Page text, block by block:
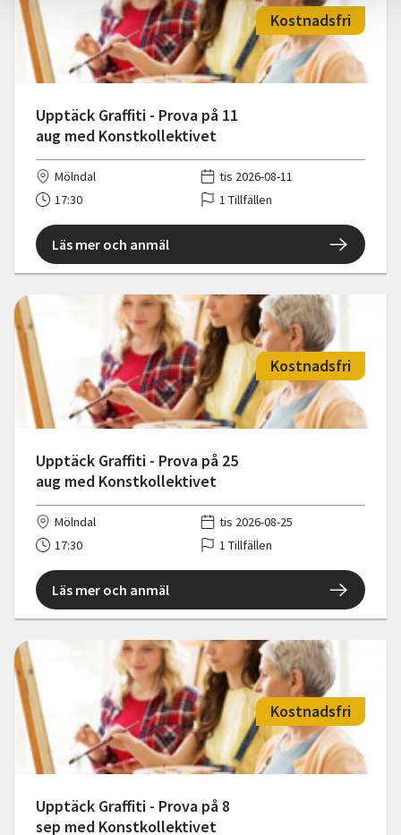
Upptäck Graffiti - Prova på 11
aug med Konstkollektivet
Kostnadsfri
Mölndal
tis 2026-08-11
17:30
1 Tillfällen
Läs mer och anmäl
Upptäck Graffiti - Prova på 25
aug med Konstkollektivet
Kostnadsfri
Mölndal
tis 2026-08-25
17:30
1 Tillfällen
Läs mer och anmäl
Upptäck Graffiti - Prova på 8
sep med Konstkollektivet
Kostnadsfri